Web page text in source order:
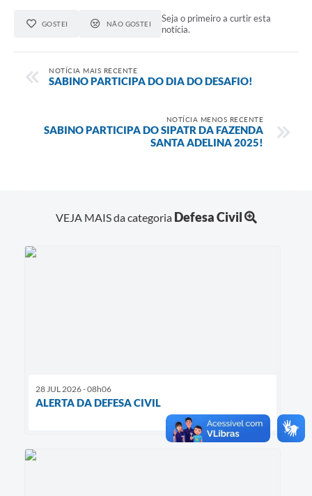
GOSTEI NÃO GOSTEI
Seja o primeiro a curtir esta
notícia.
NOTÍCIA MAIS RECENTE
SABINO PARTICIPA DO DIA DO DESAFIO!
NOTÍCIA MENOS RECENTE
SABINO PARTICIPA DO SIPATR DA FAZENDA
SANTA ADELINA 2025!
VEJA MAIS da categoria Defesa Civil
28 JUL 2026 - 08h06
ALERTA DA DEFESA CIVIL